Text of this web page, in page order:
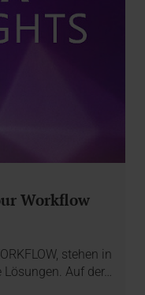
Workflow
stehen in
Auf der…